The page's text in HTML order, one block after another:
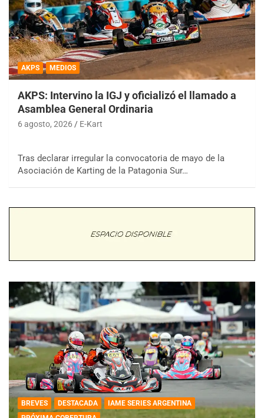
AKPS MEDIOS
AKPS: Intervino la IGJ y oficializó el llamado a
Asamblea General Ordinaria
6 agosto, 2026 E-Kart
Tras declarar irregular la convocatoria de mayo de la
Asociación de Karting de la Patagonia Sur…
BREVES DESTACADA
IAME SERIES ARGENTINA